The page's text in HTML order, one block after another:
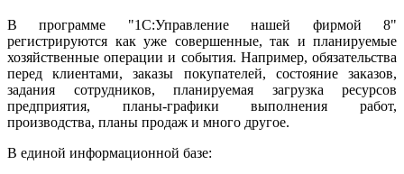
В программе "1С:Управление нашей фирмой 8"
регистрируются как уже совершенные, так и планируемые
хозяйственные операции и события. Например, обязательства
перед клиентами, заказы покупателей, состояние заказов,
задания сотрудников, планируемая загрузка ресурсов
предприятия, планы-графики выполнения работ,
производства, планы продаж и много другое.
В единой информационной базе: